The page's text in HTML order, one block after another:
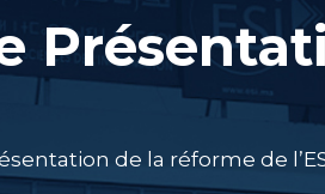
de la réforme de